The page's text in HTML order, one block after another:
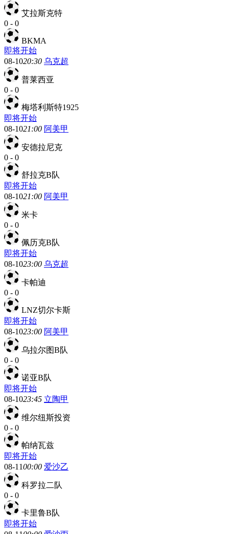
艾拉斯克特
0 - 0
BKMA
即将开始
08-1020:30 乌克超
普莱西亚
0 - 0
梅塔利斯特1925
即将开始
08-1021:00 阿美甲
安德拉尼克
0 - 0
舒拉克B队
即将开始
08-1021:00 阿美甲
米卡
0 - 0
佩历克B队
即将开始
08-1023:00 乌克超
卡帕迪
0 - 0
LNZ切尔卡斯
即将开始
08-1023:00 阿美甲
乌拉尔图B队
0 - 0
诺亚B队
即将开始
08-1023:45 立陶甲
维尔纽斯投资
0 - 0
帕纳瓦兹
即将开始
08-1100:00 爱沙乙
科罗拉二队
0 - 0
卡里鲁B队
即将开始